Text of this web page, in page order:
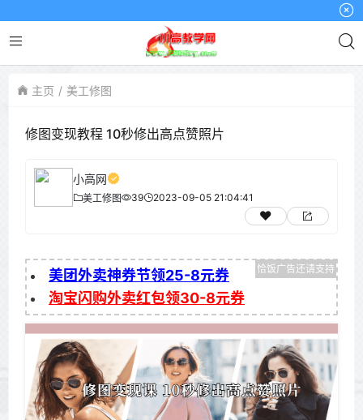
小
主页 美工修图
修图变现教程 10秒修出高点赞照片
小高网
美工修图 39 2023-09-05 21:04:41
美团外卖神券节领25-8元券
淘宝闪购外卖红包领30-8元券